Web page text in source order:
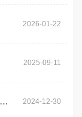
2026-01-22
2025-09-11
喜报！历史性突破！热烈祝贺itc保伦股份牵头项目荣膺国家级“金桥奖”二等奖！ 2024-12-30